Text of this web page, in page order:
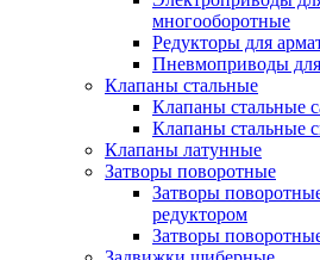
многооборотные
Редукторы для
Пневмоприводы
Клапаны стальные
Клапаны стальные
Клапаны стальные
Клапаны латунные
Затворы поворотные
Затворы
редуктором
Затворы